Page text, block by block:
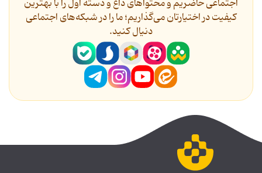
اجتماعی حاضریم و محتواهای داغ و دسته اول را با بهترین
کیفیت در اختیارتان می‌گذاریم؛ ما را در شبکه‌های اجتماعی
دنیال کنید.